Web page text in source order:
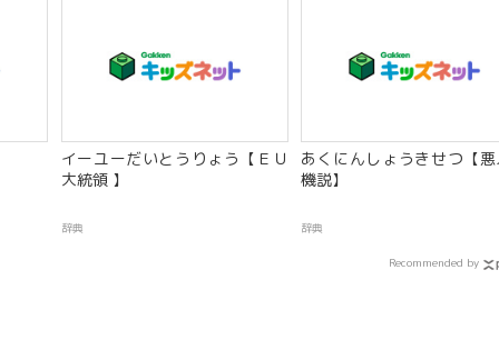
イーユーだいとうりょう【ＥＵ
大統領 】
辞典
あくにんしょうきせつ【
機説】
辞典
Recommended by